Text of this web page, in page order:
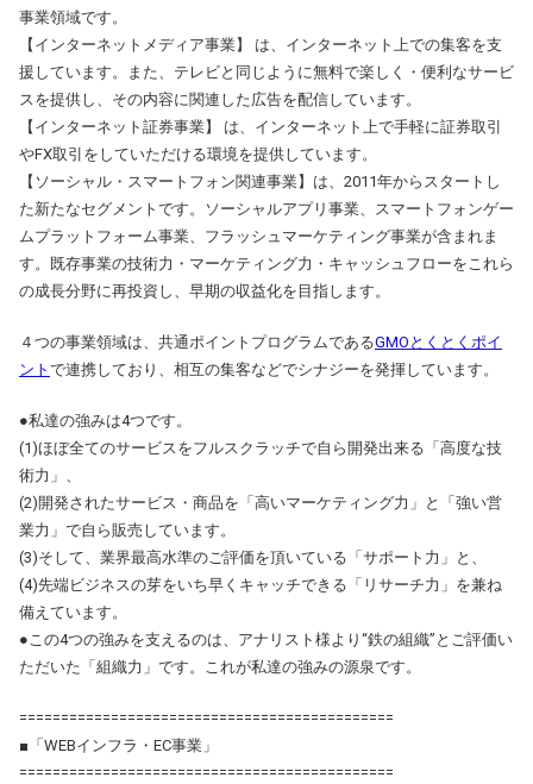
事業領域です。
【インターネットメディア事業】 は、インターネット上での集客を支
援しています。また、テレビと同じように無料で楽しく・便利なサービ
スを提供し、その内容に関連した広告を配信しています。
【インターネット証券事業】 は、インターネット上で手軽に証券取引
やFX取引をしていただける環境を提供しています。
【ソーシャル・スマートフォン関連事業】は、2011年からスタートし
た新たなセグメントです。ソーシャルアプリ事業、スマートフォンゲー
ムプラットフォーム事業、フラッシュマーケティング事業が含まれま
す。既存事業の技術力・マーケティング力・キャッシュフローをこれら
の成長分野に再投資し、早期の収益化を目指します。
４つの事業領域は、共通ポイントプログラムであるGMOとくとくポイ
ント で連携しており、相互の集客などでシナジーを発揮しています。
●私達の強みは4つです。
(1)ほぼ全てのサービスをフルスクラッチで自ら開発出来る「高度な技
術力」、
(2)開発されたサービス・商品を「高いマーケティング力」と「強い営
業力」で自ら販売しています。
(3)そして、業界最高水準のご評価を頂いている「サポート力」と、
(4)先端ビジネスの芽をいち早くキャッチできる「リサーチ力」を兼ね
備えています。
●この4つの強みを支えるのは、アナリスト様より“鉄の組織”とご評価い
ただいた「組織力」です。これが私達の強みの源泉です。
=============================================
■「WEBインフラ・EC事業」
=============================================